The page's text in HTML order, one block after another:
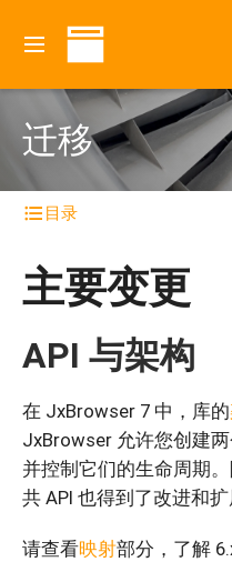
迁移
目录
主要变更
API 与架构
在 JxBrowser 7 中，库的
JxBrowser 允许您创建
并控制它们的生命周期
共 API 也得到了改进和
请查看映射部分，了解